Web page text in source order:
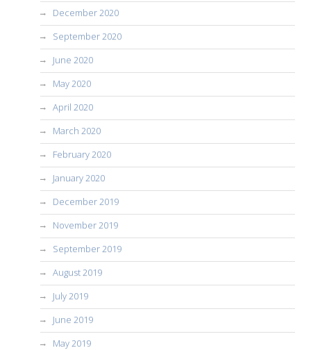
December 2020
September 2020
June 2020
May 2020
April 2020
March 2020
February 2020
January 2020
December 2019
November 2019
September 2019
August 2019
July 2019
June 2019
May 2019